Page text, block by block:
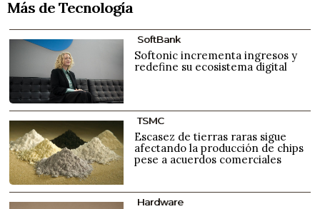
Más de Tecnología
SoftBank
Softonic incrementa ingresos y
redefine su ecosistema digital
TSMC
Escasez de tierras raras sigue
afectando la producción de chips
pese a acuerdos comerciales
Hardware